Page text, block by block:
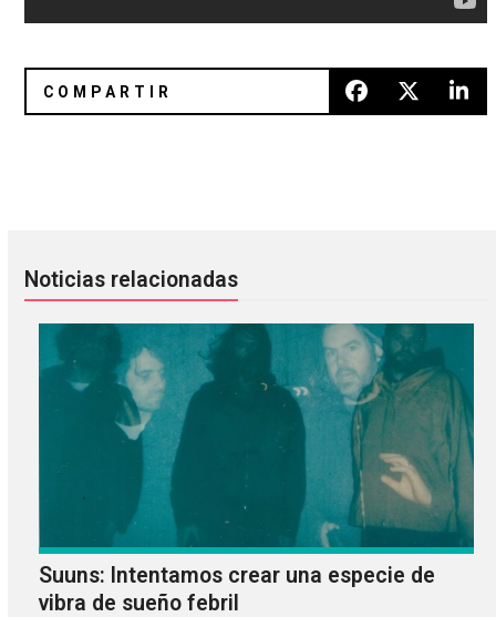
Noticias relacionadas
Suuns: Intentamos crear una especie de
vibra de sueño febril